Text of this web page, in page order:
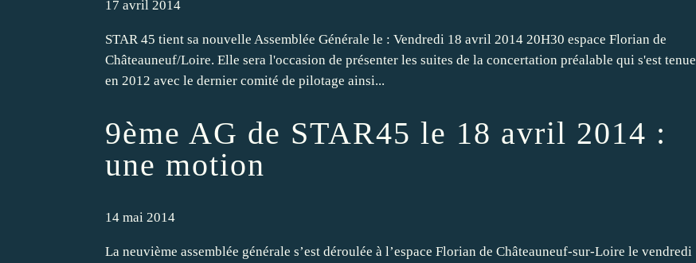
17 avril 2014
STAR 45 tient sa nouvelle Assemblée Générale le : Vendredi 18 avril 2014 20H30 espace Florian de
Châteauneuf/Loire. Elle sera l'occasion de présenter les suites de la concertation préalable qui s'est tenue
en 2012 avec le dernier comité de pilotage ainsi...
9ème AG de STAR45 le 18 avril 2014 :
une motion
14 mai 2014
La neuvième assemblée générale s’est déroulée à l’espace Florian de Châteauneuf-sur-Loire le vendredi